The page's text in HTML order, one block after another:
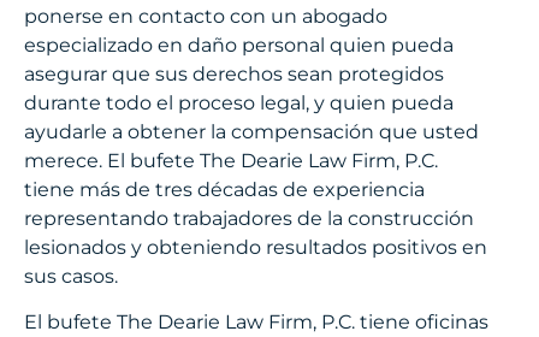
ponerse en contacto con un abogado
especializado en daño personal quien pueda
asegurar que sus derechos sean protegidos
durante todo el proceso legal, y quien pueda
ayudarle a obtener la compensación que usted
merece. El bufete The Dearie Law Firm, P.C.
tiene más de tres décadas de experiencia
representando trabajadores de la construcción
lesionados y obteniendo resultados positivos en
sus casos.
El bufete The Dearie Law Firm, P.C. tiene oficinas